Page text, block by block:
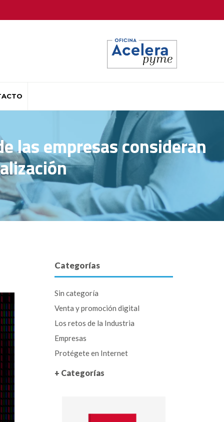
las empresas consideran
Categorías
Sin categoría
Venta y promoción digital
Los retos de la Industria
Empresas
Protégete en Internet
+ Categorías